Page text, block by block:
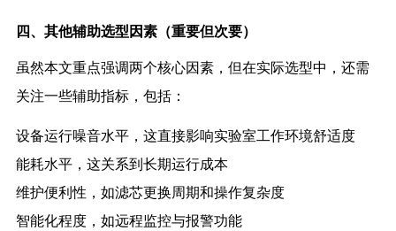
四、其他辅助选型因素（重要但次要）
虽然本文重点强调两个核心因素，但在实际选型中，还需
关注一些辅助指标，包括：
设备运行噪音水平，这直接影响实验室工作环境舒适度
能耗水平，这关系到长期运行成本
维护便利性，如滤芯更换周期和操作复杂度
智能化程度，如远程监控与报警功能